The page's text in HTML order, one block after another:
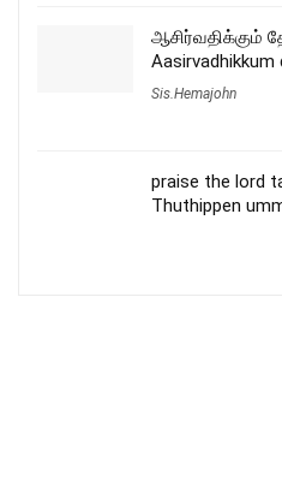
Aasirvadhikkum
Sis.Hemajohn
praise the lord
Thuthippen